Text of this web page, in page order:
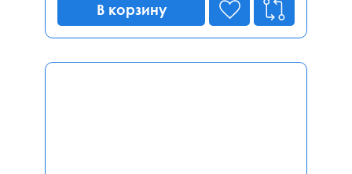
В корзину